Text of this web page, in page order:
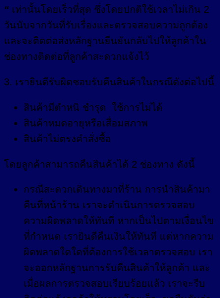
“ เท่านั้นโดยเร็วที่สุด ซึ่งโดยปกติใช้เวลาไม่เกิน 2
วันนับจากวันที่รับเรื่องและตรวจสอบความถูกต้อง
และจะติดต่อส่งหลักฐานยืนยันกลับไปให้ลูกค้าใน
ช่องทางติดต่อที่ลูกค้าสะดวกแจ้งไว้
3. เรายินดีรับผิดชอบรับคืนสินค้าในกรณีดังต่อไปนี้
สินค้ามีตำหนิ ชำรุด ใช้การไม่ได้
สินค้าหมดอายุหรือเสื่อมสภาพ
สินค้าไม่ตรงคำสั่งซื้อ
โดยลูกค้าสามารถคืนสินค้าได้ 2 ช่องทาง ดังนี้
กรณีสะดวกเดินทางมาที่ร้าน การนำสินค้ามา
คืนที่หน้าร้าน เราจะดำเนินการตรวจสอบ
ความผิดพลาดให้ทันที หากเป็นไปตามเงื่อนไข
ที่กำหนด เรายินดีคืนเงินให้ทันที แต่หากความ
ผิดพลาดใดใดที่ต้องการใช้เวลาตรวจสอบ เรา
จะออกหลักฐานการรับคืนสินค้าให้ลูกค้า และ
เมื่อผลการตรวจสอบเรียบร้อยแล้ว เราจะรีบ